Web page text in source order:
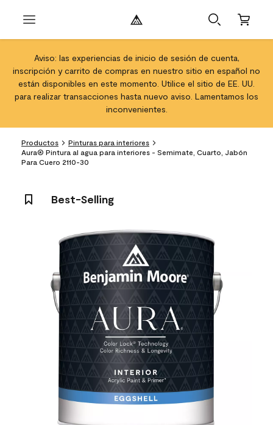
Aviso: las experiencias de inicio de sesión de cuenta,
inscripción y carrito de compras en nuestro sitio en español no
están disponibles en este momento. Utilice el sitio de EE. UU.
para realizar transacciones hasta nuevo aviso. Lamentamos los
inconvenientes.
Productos
Pinturas para interiores
Aura® Pintura al agua para interiores - Semimate, Cuarto, Jabón
Para Cuero 2110-30
Best-Selling